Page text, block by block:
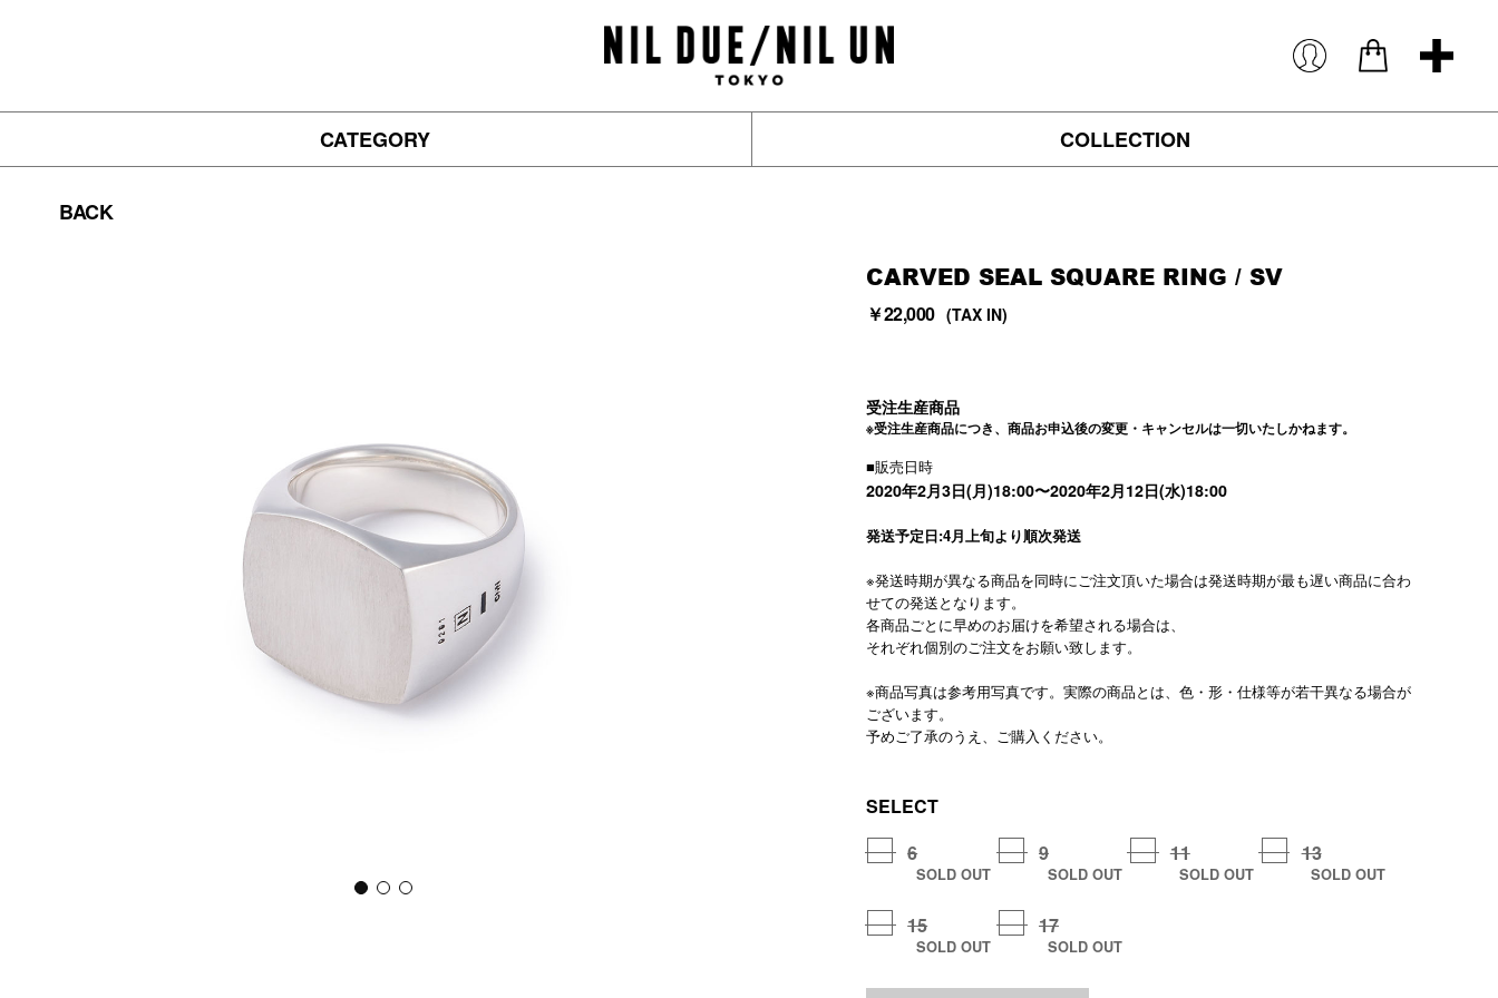
CATEGORY COLLECTION
BACK
CARVED SEAL SQUARE RING / SV
￥22,000 (TAX IN)
受注生産商品
※受注生産商品につき、商品お申込後の変更・キャンセルは一切いたしかねます。
■販売日時
2020年2月3日(月)18:00〜2020年2月12日(水)18:00
発送予定日:4月上旬より順次発送
※発送時期が異なる商品を同時にご注文頂いた場合は発送時期が最も遅い商品に合わ
せての発送となります。
各商品ごとに早めのお届けを希望される場合は、
それぞれ個別のご注文をお願い致します。
※商品写真は参考用写真です。実際の商品とは、色・形・仕様等が若干異なる場合が
ございます。
予めご了承のうえ、ご購入ください。
SELECT
6
SOLD OUT
9
SOLD OUT
11
SOLD OUT
13
SOLD OUT
15
SOLD OUT
17
SOLD OUT